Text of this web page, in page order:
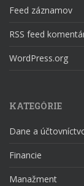
Feed záznamov
RSS feed
WordPress.org
KATEGÓRIE
Dane a
Financie
Manažment